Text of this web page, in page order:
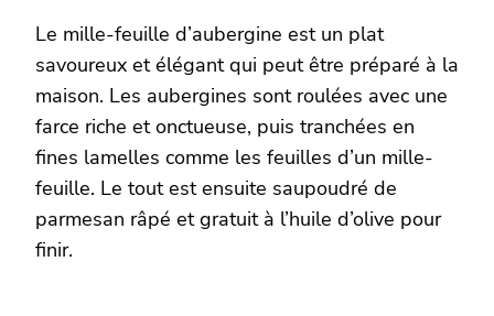
Le mille-feuille d’aubergine est un plat
savoureux et élégant qui peut être préparé à la
maison. Les aubergines sont roulées avec une
farce riche et onctueuse, puis tranchées en
fines lamelles comme les feuilles d’un mille-
feuille. Le tout est ensuite saupoudré de
parmesan râpé et gratuit à l’huile d’olive pour
finir.